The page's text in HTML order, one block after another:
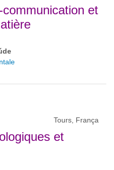
et
Tours, França
et